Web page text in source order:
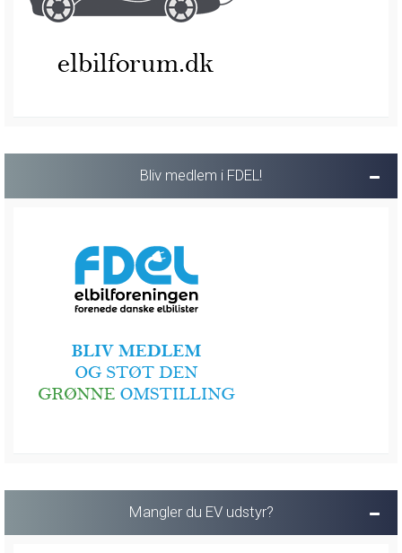
Bliv medlem i FDEL!
Mangler du EV udstyr?